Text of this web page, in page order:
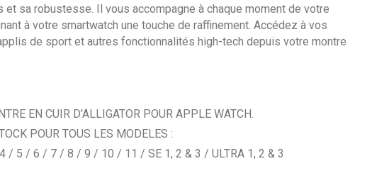
sa robustesse. Il vous accompagne à chaque moment de votre
à votre smartwatch une touche de raffinement. Accédez à vos
de sport et autres fonctionnalités high-tech depuis votre montre
EN CUIR D'ALLIGATOR POUR APPLE WATCH.
POUR TOUS LES MODELES :
/ 5 / 6 / 7 / 8 / 9 / 10 / 11 / SE 1, 2 & 3 / ULTRA 1, 2 & 3